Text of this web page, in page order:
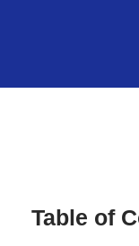
Table of